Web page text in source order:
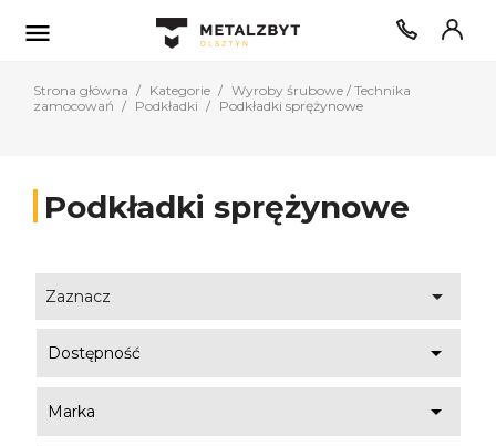

Strona główna Kategorie
Wyroby śrubowe / Technika
zamocowań
Podkładki Podkładki sprężynowe
Podkładki sprężynowe
Zaznacz 
Dostępność 
Marka 